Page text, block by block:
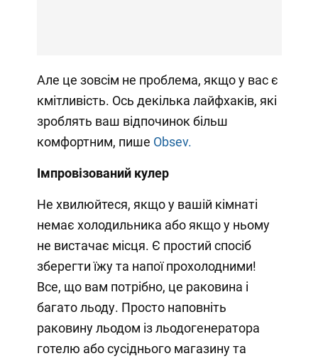
Але це зовсім не проблема, якщо у вас є
кмітливість. Ось декілька лайфхаків, які
зроблять ваш відпочинок більш
комфортним, пише Obsev.
Імпровізований кулер
Не хвилюйтеся, якщо у вашій кімнаті
немає холодильника або якщо у ньому
не вистачає місця. Є простий спосіб
зберегти їжу та напої прохолодними!
Все, що вам потрібно, це раковина і
багато льоду. Просто наповніть
раковину льодом із льодогенератора
готелю або сусіднього магазину та